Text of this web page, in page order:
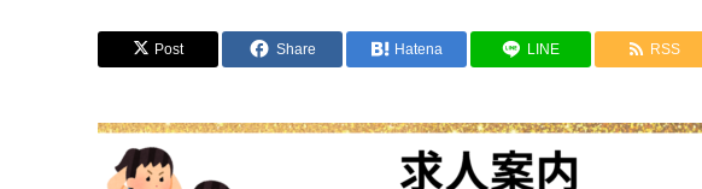
Post Share Hatena LINE RSS